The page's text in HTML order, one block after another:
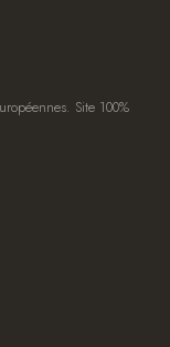
Site 100%